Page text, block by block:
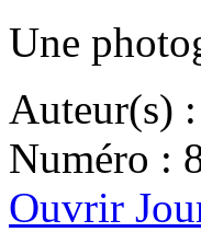
Une
Auteur(s)
Numéro :
Ouvrir